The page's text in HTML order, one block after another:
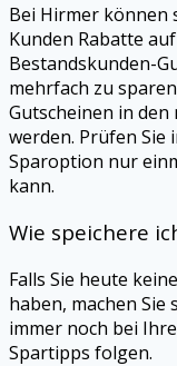
Bei Hirmer können
Kunden Rabatte
Bestandskunden-
mehrfach zu
Gutscheinen in
werden. Prüfen Sie
Sparoption nur
kann.
Wie speichere
Falls Sie heute
haben, machen Sie
immer noch bei
Spartipps folgen.